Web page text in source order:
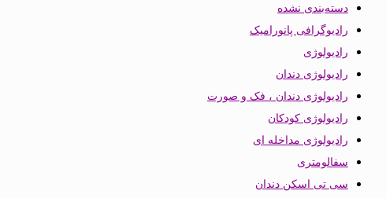
دسته‌بندی نشده
رادیوگرافی پانورامیک
رادیولوژی
رادیولوژی دندان
رادیولوژی دندان ، فک و صورت
رادیولوژی کودکان
رادیولوژی مداخله ای
سفالومتری
سی تی اسکن دندان